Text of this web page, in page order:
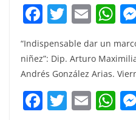
F
c
e
b
o
T
w
itt
er
E
ai
l
W
at
s
A
p
“Indispensable dar un
niñez”: Dip. Arturo
Andrés González Arias.
F T E W